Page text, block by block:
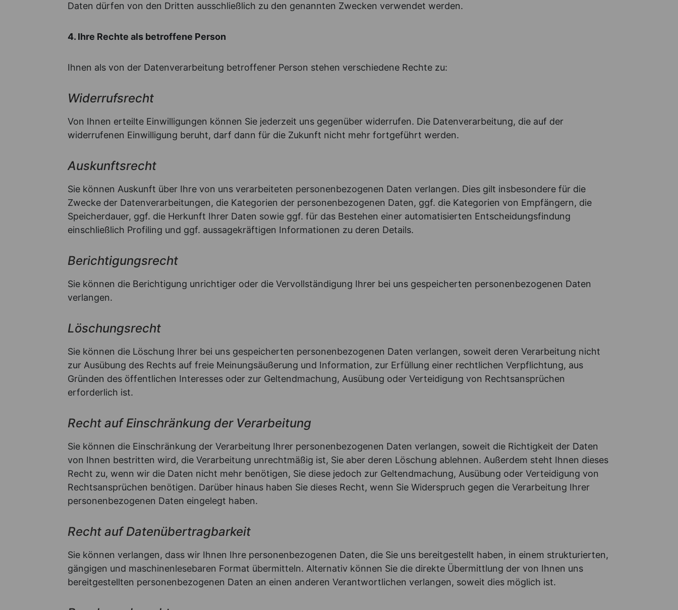
Daten dürfen von den Dritten ausschließlich zu den genannten Zwecken verwendet werden.
4. Ihre Rechte als betroffene Person
Ihnen als von der Datenverarbeitung betroffener Person stehen verschiedene Rechte zu:
Widerrufsrecht
Von Ihnen erteilte Einwilligungen können Sie jederzeit uns gegenüber widerrufen. Die Datenverarbeitung, die auf der
widerrufenen Einwilligung beruht, darf dann für die Zukunft nicht mehr fortgeführt werden.
Auskunftsrecht
Sie können Auskunft über Ihre von uns verarbeiteten personenbezogenen Daten verlangen. Dies gilt insbesondere für die
Zwecke der Datenverarbeitungen, die Kategorien der personenbezogenen Daten, ggf. die Kategorien von Empfängern, die
Speicherdauer, ggf. die Herkunft Ihrer Daten sowie ggf. für das Bestehen einer automatisierten Entscheidungsfindung
einschließlich Profiling und ggf. aussagekräftigen Informationen zu deren Details.
Berichtigungsrecht
Sie können die Berichtigung unrichtiger oder die Vervollständigung Ihrer bei uns gespeicherten personenbezogenen Daten
verlangen.
Löschungsrecht
Sie können die Löschung Ihrer bei uns gespeicherten personenbezogenen Daten verlangen, soweit deren Verarbeitung nicht
zur Ausübung des Rechts auf freie Meinungsäußerung und Information, zur Erfüllung einer rechtlichen Verpflichtung, aus
Gründen des öffentlichen Interesses oder zur Geltendmachung, Ausübung oder Verteidigung von Rechtsansprüchen
erforderlich ist.
Recht auf Einschränkung der Verarbeitung
Sie können die Einschränkung der Verarbeitung Ihrer personenbezogenen Daten verlangen, soweit die Richtigkeit der Daten
von Ihnen bestritten wird, die Verarbeitung unrechtmäßig ist, Sie aber deren Löschung ablehnen. Außerdem steht Ihnen dieses
Recht zu, wenn wir die Daten nicht mehr benötigen, Sie diese jedoch zur Geltendmachung, Ausübung oder Verteidigung von
Rechtsansprüchen benötigen. Darüber hinaus haben Sie dieses Recht, wenn Sie Widerspruch gegen die Verarbeitung Ihrer
personenbezogenen Daten eingelegt haben.
Recht auf Datenübertragbarkeit
Sie können verlangen, dass wir Ihnen Ihre personenbezogenen Daten, die Sie uns bereitgestellt haben, in einem strukturierten,
gängigen und maschinenlesebaren Format übermitteln. Alternativ können Sie die direkte Übermittlung der von Ihnen uns
bereitgestellten personenbezogenen Daten an einen anderen Verantwortlichen verlangen, soweit dies möglich ist.